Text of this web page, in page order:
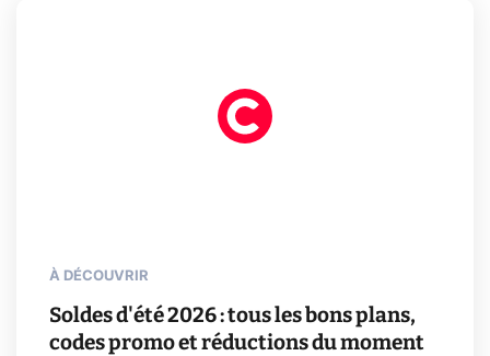
À DÉCOUVRIR
Soldes d'été 2026 : tous les bons plans,
codes promo et réductions du moment